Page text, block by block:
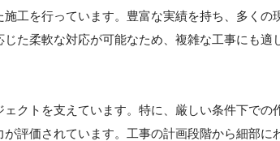
工を行っています。豊富な実績を持ち、多くの
た柔軟な対応が可能なため、複雑な工事にも適
クトを支えています。特に、厳しい条件下での
評価されています。工事の計画段階から細部に